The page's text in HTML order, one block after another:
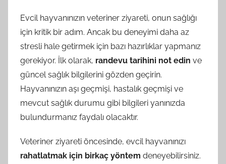
Evcil hayvanınızın veteriner ziyareti, onun sağlığı
için kritik bir adım. Ancak bu deneyimi daha az
stresli hale getirmek için bazı hazırlıklar yapmanız
gerekiyor. İlk olarak, randevu tarihini not edin ve
güncel sağlık bilgilerini gözden geçirin.
Hayvanınızın aşı geçmişi, hastalık geçmişi ve
mevcut sağlık durumu gibi bilgileri yanınızda
bulundurmanız faydalı olacaktır.
Veteriner ziyareti öncesinde, evcil hayvanınızı
rahatlatmak için birkaç yöntem deneyebilirsiniz.